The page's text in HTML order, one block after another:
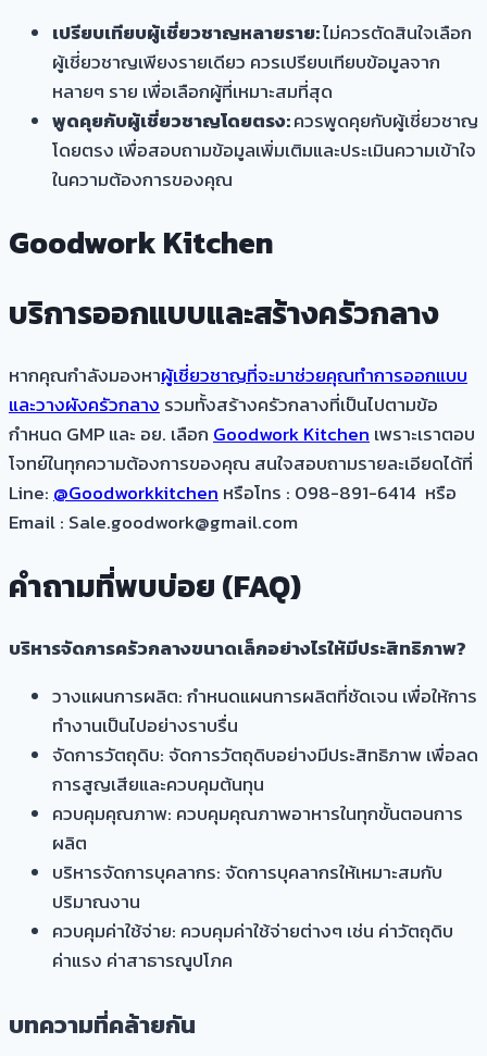
เปรียบเทียบผู้เชี่ยวชาญหลายราย:ไม่ควรตัดสินใจเลือก
ผู้เชี่ยวชาญเพียงรายเดียว ควรเปรียบเทียบข้อมูลจาก
หลายๆ ราย เพื่อเลือกผู้ที่เหมาะสมที่สุด
พูดคุยกับผู้เชี่ยวชาญโดยตรง:ควรพูดคุยกับผู้เชี่ยวชาญ
โดยตรง เพื่อสอบถามข้อมูลเพิ่มเติมและประเมินความเข้าใจ
ในความต้องการของคุณ
Goodwork Kitchen
บริการออกแบบและสร้างครัวกลาง
หากคุณกำลังมองหาผู้เชี่ยวชาญที่จะมาช่วยคุณทำการออกแบบ
และวางผังครัวกลางรวมทั้งสร้างครัวกลางที่เป็นไปตามข้อ
กำหนด GMP และ อย. เลือกGoodwork Kitchenเพราะเราตอบ
โจทย์ในทุกความต้องการของคุณ สนใจสอบถามรายละเอียดได้ที่
Line:@Goodworkkitchenหรือโทร : 098-891-6414 หรือ
Email : Sale.goodwork@gmail.com
คำถามที่พบบ่อย (FAQ)
บริหารจัดการครัวกลางขนาดเล็กอย่างไรให้มีประสิทธิภาพ?
วางแผนการผลิต: กำหนดแผนการผลิตที่ชัดเจน เพื่อให้การ
ทำงานเป็นไปอย่างราบรื่น
จัดการวัตถุดิบ: จัดการวัตถุดิบอย่างมีประสิทธิภาพ เพื่อลด
การสูญเสียและควบคุมต้นทุน
ควบคุมคุณภาพ: ควบคุมคุณภาพอาหารในทุกขั้นตอนการ
ผลิต
บริหารจัดการบุคลากร: จัดการบุคลากรให้เหมาะสมกับ
ปริมาณงาน
ควบคุมค่าใช้จ่าย: ควบคุมค่าใช้จ่ายต่างๆ เช่น ค่าวัตถุดิบ
ค่าแรง ค่าสาธารณูปโภค
บทความที่คล้ายกัน